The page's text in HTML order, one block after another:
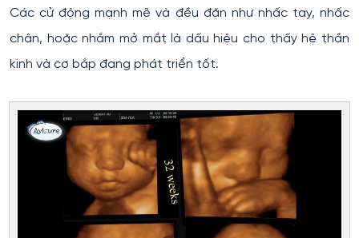
Các cử động mạnh mẽ và đều đặn như nhấc tay, nhấc
chân, hoặc nhắm mở mắt là dấu hiệu cho thấy hệ thần
kinh và cơ bắp đang phát triển tốt.